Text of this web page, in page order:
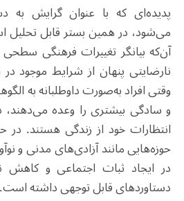
پدیده‌ای که با عنوان گرایش به
می‌شود، در همین بستر قابل
آن‌که بیانگر تغییرات فرهنگی
نارضایتی پنهان از شرایط موجود
وقتی افراد به‌صورت داوطلبانه به
و سادگی بیشتری را وعده می‌دهند،
انتظارات خود از زندگی هستند.
حوزه‌هایی مانند آزادی‌های مدنی و
در ایجاد ثبات اجتماعی و کاهش
دستاوردهای قابل توجهی داشته است.